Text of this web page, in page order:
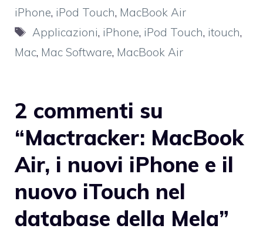
iPhone, iPod Touch, MacBook Air
Tag
Applicazioni, iPhone, iPod Touch, itouch,
Mac, Mac Software, MacBook Air
2 commenti su
“Mactracker: MacBook
Air, i nuovi iPhone e il
nuovo iTouch nel
database della Mela”